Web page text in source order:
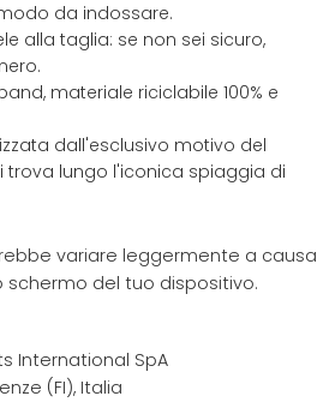
da indossare.
alla taglia: se non sei sicuro,
materiale riciclabile 100% e
dall'esclusivo motivo del
trova lungo l'iconica spiaggia di
variare leggermente a causa
schermo del tuo dispositivo.
International SpA
(FI), Italia